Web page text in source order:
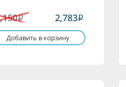
i 2,783i
Добавить в корзину